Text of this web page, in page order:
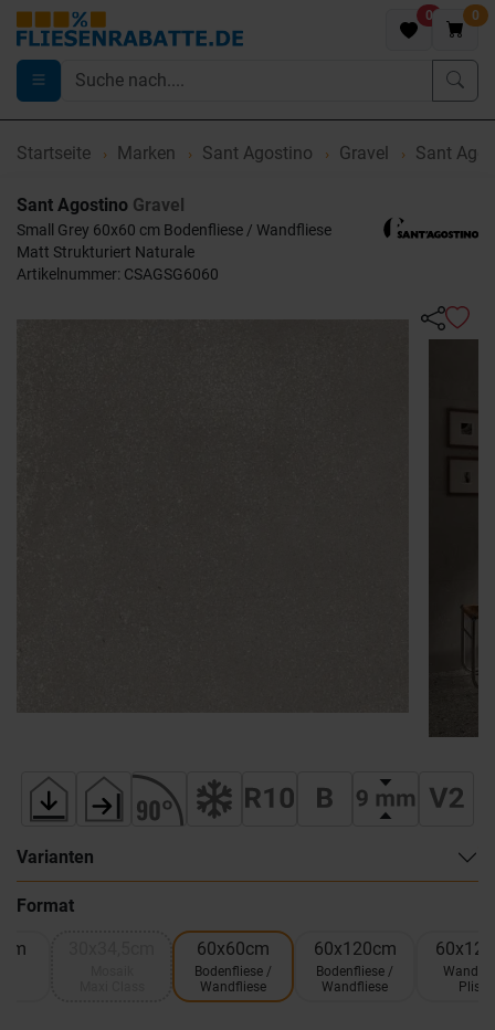
0 0
Startseite Marken Sant Agostino Gravel Sant
Sant Agostino Gravel
Small Grey 60x60 cm Bodenfliese / Wandfliese
Matt Strukturiert Naturale
Artikelnummer: CSAGSG6060
Varianten
Format
60x60cm
Bodenfliese /
Wandfliese
60x120cm
Bodenfliese /
Wandfliese
Plisse